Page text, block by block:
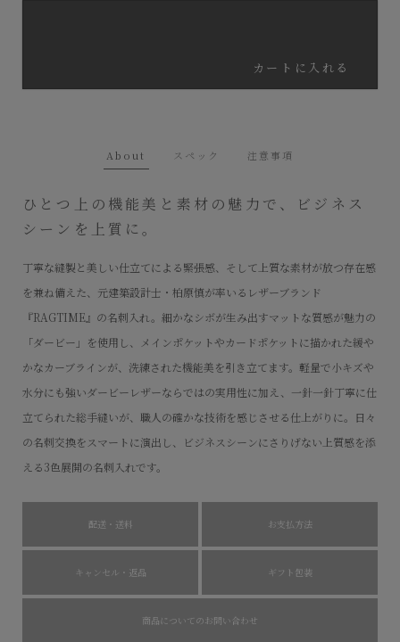
About スペック 注意事項
ひとつ上の機能美と素材の魅力で、ビジネス
シーンを上質に。
丁寧な縫製と美しい仕立てによる緊張感、そして上質な素材が放つ存在感
を兼ね備えた、元建築設計士・柏原慎が率いるレザーブランド
『RAGTIME』の名刺入れ。細かなシボが生み出すマットな質感が魅力の
「ダービー」を使用し、メインポケットやカードポケットに描かれた緩や
かなカーブラインが、洗練された機能美を引き立てます。軽量で小キズや
水分にも強いダービーレザーならではの実用性に加え、一針一針丁寧に仕
立てられた総手縫いが、職人の確かな技術を感じさせる仕上がりに。日々
の名刺交換をスマートに演出し、ビジネスシーンにさりげない上質感を添
える3色展開の名刺入れです。
配送・送料 お支払方法
キャンセル・返品 ギフト包装
商品についてのお問い合わせ
カートに入れる